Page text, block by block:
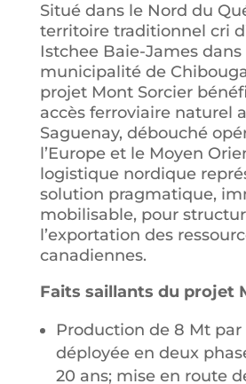
Situé dans le Nord du
territoire traditionnel cri
Istchee Baie-James dans
municipalité de
projet Mont Sorcier
accès ferroviaire naturel
Saguenay, débouché
l’Europe et le Moyen
logistique nordique
solution pragmatique,
mobilisable, pour
l’exportation des
canadiennes.
Faits saillants du projet
Production de 8 Mt par
déployée en deux
20 ans; mise en route